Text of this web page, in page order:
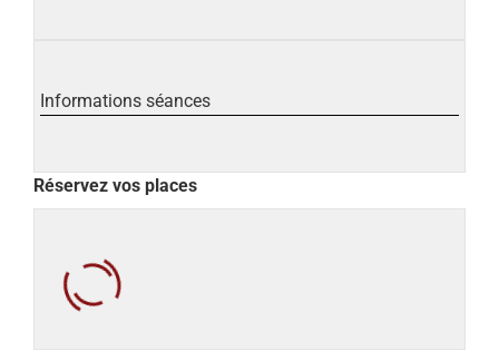
Informations séances
Réservez vos places